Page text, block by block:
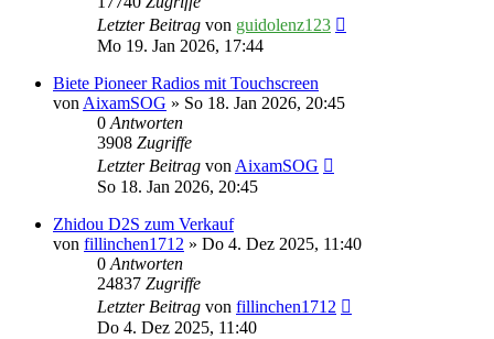
Letzter Beitrag von guidolenz123
Mo 19. Jan 2026, 17:44
Biete Pioneer Radios mit Touchscreen
vonAixamSOG » So 18. Jan 2026, 20:45
0Antworten
3908 Zugriffe
Letzter Beitrag vonAixamSOG
So 18. Jan 2026, 20:45
Zhidou D2S zum Verkauf
von fillinchen1712 » Do 4. Dez 2025, 11:40
0Antworten
24837 Zugriffe
Letzter Beitrag von fillinchen1712
Do 4. Dez 2025, 11:40